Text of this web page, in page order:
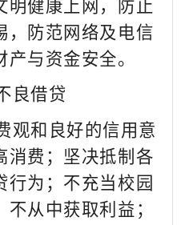
明健康上网，防止
，防范网络及电信
与资金安全。
良借贷
观和良好的信用意
消费；坚决抵制各
行为；不充当校园
从中获取利益；